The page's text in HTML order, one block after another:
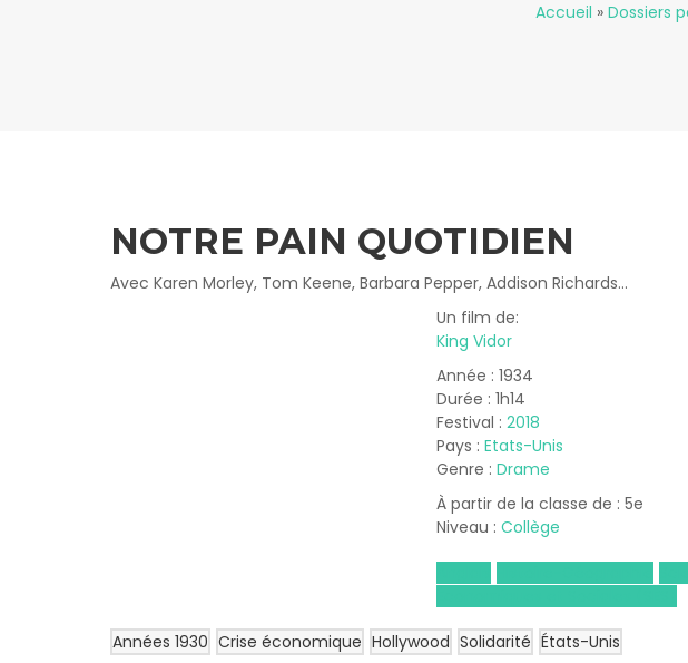
Accueil » Dossiers
NOTRE PAIN QUOTIDIEN
Avec Karen Morley, Tom Keene, Barbara Pepper, Addison Richards...
Un film de:
King Vidor
Année : 1934
Durée : 1h14
Festival : 2018
Pays : Etats-Unis
Genre : Drame
À partir de la classe de : 5e
Niveau : Collège
Années 1930 Crise économique Hollywood Solidarité États-Unis